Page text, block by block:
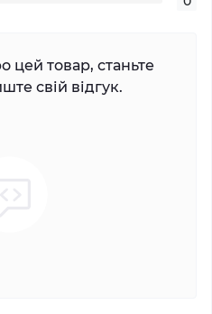
цей товар, станьте
свій відгук.